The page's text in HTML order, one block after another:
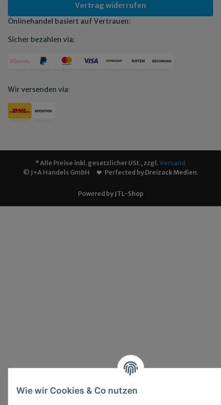
Wie wir Cookies & Co nutzen
Vertrag widerrufen
Onlinehandel basiert auf Vertrauen:
Sicher bezahlen via:
Wir versenden via:
* Alle Preise inkl. gesetzlicher USt., zzgl.Versand
© J+A Handels GmbH
Perfected byDreizack Medien.
Powered by JTL-Shop